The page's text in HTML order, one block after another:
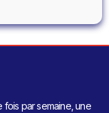
fois par semaine, une